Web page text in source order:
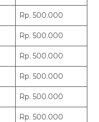
Rp. 500.000
Rp. 500.000
Rp. 500.000
Rp. 500.000
Rp. 500.000
Rp. 500.000